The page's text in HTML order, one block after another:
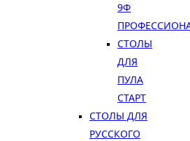
9Ф
СТОЛЫ
ДЛЯ
ПУЛА
СТАРТ
СТОЛЫ ДЛЯ
РУССКОГО